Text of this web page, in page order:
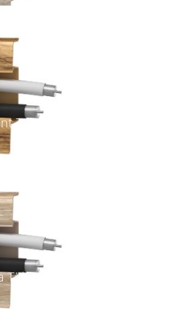
Tölgy Kábelcsatornás
Kábelcsatornás PVC